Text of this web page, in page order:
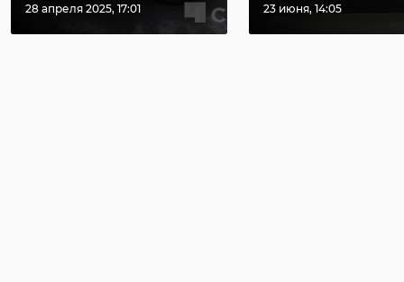
28 апреля 2025, 17:01 23 июня, 14:05